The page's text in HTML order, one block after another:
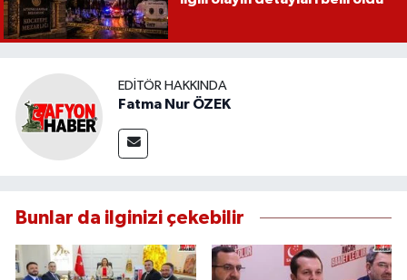
EDITÖR HAKKINDA
Fatma Nur ÖZEK
Bunlar da ilginizi çekebilir